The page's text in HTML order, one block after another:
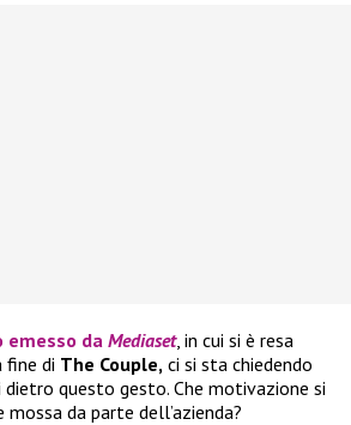
emesso da Mediaset, in cui si è resa
di The Couple, ci si sta chiedendo
dietro questo gesto. Che motivazione si
da parte dell’azienda?